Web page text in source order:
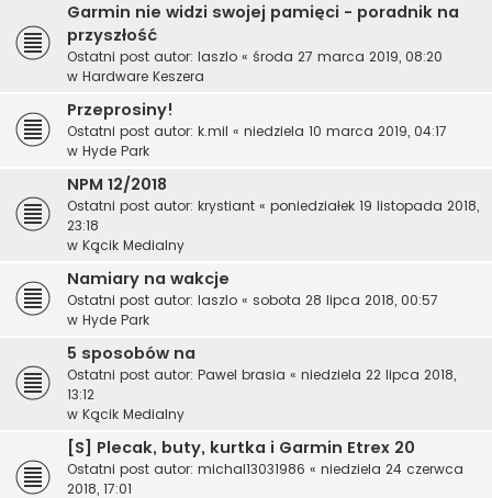
Garmin nie widzi swojej pamięci - poradnik na
przyszłość
Ostatni post autor: laszlo « środa 27 marca 2019, 08:20
w Hardware Keszera
Przeprosiny!
Ostatni post autor: k.mil « niedziela 10 marca 2019, 04:17
w Hyde Park
NPM 12/2018
Ostatni post autor: krystiant « poniedziałek 19 listopada 2018,
23:18
w Kącik Medialny
Namiary na wakcje
Ostatni post autor: laszlo « sobota 28 lipca 2018, 00:57
w Hyde Park
5 sposobów na
Ostatni post autor: Pawel brasia « niedziela 22 lipca 2018,
13:12
w Kącik Medialny
[S] Plecak, buty, kurtka i Garmin Etrex 20
Ostatni post autor: michal13031986 « niedziela 24 czerwca
2018, 17:01